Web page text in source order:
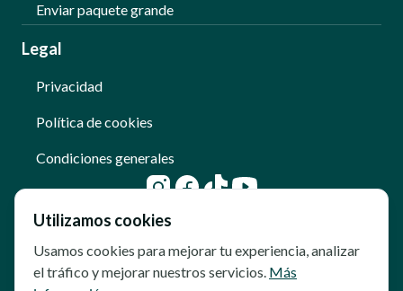
Enviar paquete grande
Legal
Privacidad
Política de cookies
Condiciones generales
Utilizamos cookies
Usamos cookies para mejorar tu experiencia, analizar
el tráfico y mejorar nuestros servicios. Más